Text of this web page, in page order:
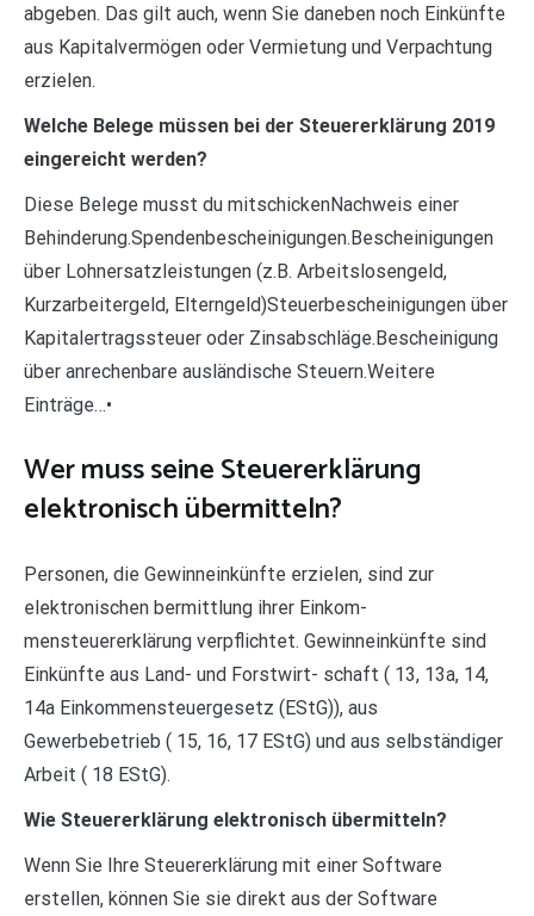
abgeben. Das gilt auch, wenn Sie daneben noch Einkünfte
aus Kapitalvermögen oder Vermietung und Verpachtung
erzielen.
Welche Belege müssen bei der Steuererklärung 2019
eingereicht werden?
Diese Belege musst du mitschickenNachweis einer
Behinderung.Spendenbescheinigungen.Bescheinigungen
über Lohnersatzleistungen (z.B. Arbeitslosengeld,
Kurzarbeitergeld, Elterngeld)Steuerbescheinigungen über
Kapitalertragssteuer oder Zinsabschläge.Bescheinigung
über anrechenbare ausländische Steuern.Weitere
Einträge…•
Wer muss seine Steuererklärung
elektronisch übermitteln?
Personen, die Gewinneinkünfte erzielen, sind zur
elektronischen bermittlung ihrer Einkom-
mensteuererklärung verpflichtet. Gewinneinkünfte sind
Einkünfte aus Land- und Forstwirt- schaft ( 13, 13a, 14,
14a Einkommensteuergesetz (EStG)), aus
Gewerbebetrieb ( 15, 16, 17 EStG) und aus selbständiger
Arbeit ( 18 EStG).
Wie Steuererklärung elektronisch übermitteln?
Wenn Sie Ihre Steuererklärung mit einer Software
erstellen, können Sie sie direkt aus der Software